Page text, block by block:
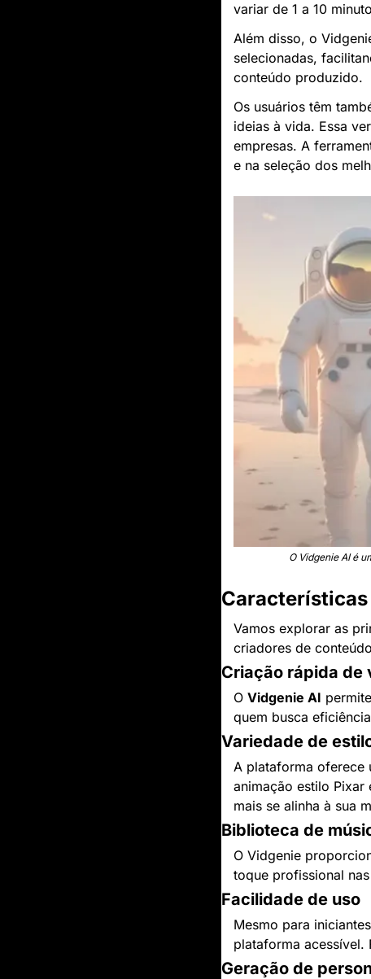
variar de 1 a 10
Além disso, o
selecionadas,
conteúdo produzido.
Os usuários têm
ideias à vida. Essa
empresas. A
e na seleção dos
O Vidgenie AI é
Vamos explorar as
criadores de
Criação rápida de
O Vidgenie AI
quem busca
Variedade de
A plataforma oferece
animação estilo Pixar
mais se alinha à sua
Biblioteca de
O Vidgenie
toque profissional
Facilidade de uso
Mesmo para
plataforma acessível.
Geração de